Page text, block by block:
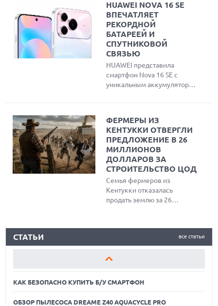
IP-адрес пользователей
Safari. Эксперты создали
инструмент для проверки
утечки данных и объяснили
причины публичного
разглашения проблемы
вместо обращения в
компанию.
HUAWEI NOVA 16 SE
ВПЕЧАТЛЯЕТ
РЕКОРДНОЙ
БАТАРЕЕЙ И
СПУТНИКОВОЙ
СВЯЗЬЮ
HUAWEI представила
смартфон Nova 16 SE с
уникальным аккумулятором
IP69K. Устройство оснащено
ярким OLED-дисплеем,
чипсетом Kirin 8020 и
работает под управлением
HarmonyOS 6.1.
ФЕРМЕРЫ ИЗ
КЕНТУККИ ОТВЕРГЛИ
ПРЕДЛОЖЕНИЕ В 26
МИЛЛИОНОВ
ДОЛЛАРОВ ЗА
СТРОИТЕЛЬСТВО ЦОД
Семья фермеров из
Кентукки отказалась
продать землю за 26
обработки данных ИИ,
наследие и экологию
все статьи
СТАТЬИ
ОБЗОР МОНИТОРА MSI PRO MAX 271PHW E14
КАК БЕЗОПАСНО КУПИТЬ Б/У СМАРТФОН
ОБЗОР ПЫЛЕСОСА DREAME Z40 AQUACYCLE PRO